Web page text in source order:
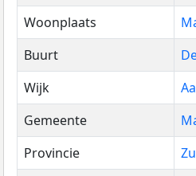
Woonplaats
Buurt
Wijk
Gemeente
Provincie